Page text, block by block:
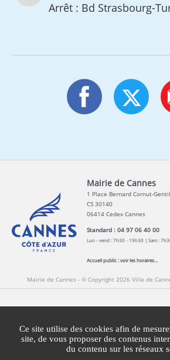
Arrêt : Bd Strasbourg-
Mairie de Cannes
1 Place Bernard Cornut-
CS 30140
06414 Cedex Cannes
Standard : 04 97 06 40 00
Lun - vend : 7h30 - 19h30 | Sam :
Accueil public :voir les horaires...
Mairie de Cannes - © Copyright 2026 Ville de
Mentions légales Agglomération
Plan du site Gestion des
Ce site utilise des cookies afin de
site, de vous proposer des contenus
du contenu sur les réseaux